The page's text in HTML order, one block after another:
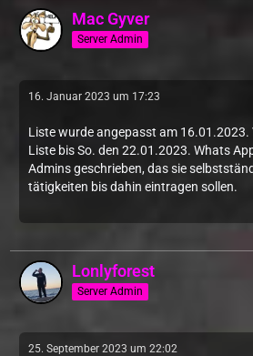
Mac Gyver
Server Admin
16. Januar 2023 um 17:23
Liste wurde angepasst am
Liste bis So. den 22.01.2023. Whats
Admins geschrieben, das sie
tätigkeiten bis dahin eintragen sollen.
Lonlyforest
Server Admin
25. September 2023 um 22:02